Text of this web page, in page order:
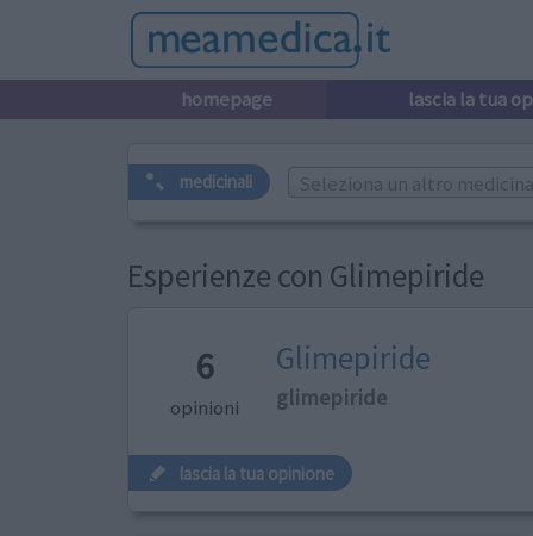
homepage lascia la tua
medicinali Seleziona un altro
Esperienze con Glimepiride
6
opinioni
Glimepiride
glimepiride
lascia la tua opinione